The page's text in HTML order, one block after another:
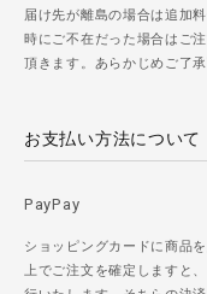
届け先が離島の場合は追加
時にご不在だった場合はご
頂きます。あらかじめご了
お支払い方法について
PayPay
ショッピングカードに商品
上でご注文を確定しますと